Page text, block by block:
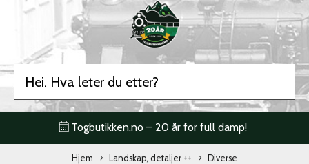
Togbutikken.no – 20 år for full damp!
Hjem Landskap, detaljer ++ Diverse